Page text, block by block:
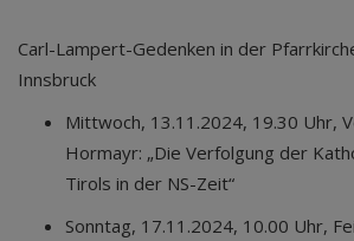
Carl-Lampert-Gedenken in der
Innsbruck
Mittwoch, 13.11.2024, 19.30 Uhr,
Hormayr: „Die Verfolgung der
Tirols in der NS-Zeit“
Sonntag, 17.11.2024, 10.00 Uhr,